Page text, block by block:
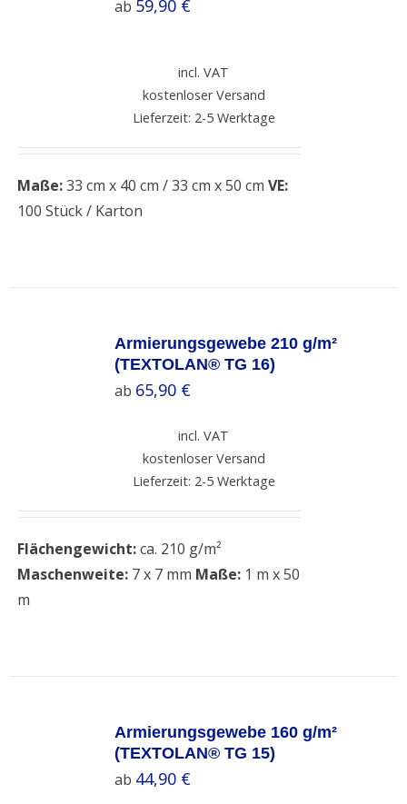
ab 59,90 €
incl. VAT
kostenloser Versand
Lieferzeit: 2-5 Werktage
Maße:33 cm x 40 cm / 33 cm x 50 cm VE:
100 Stück / Karton
Armierungsgewebe 210 g/m²
(TEXTOLAN® TG 16)
ab 65,90 €
incl. VAT
kostenloser Versand
Lieferzeit: 2-5 Werktage
Flächengewicht:ca. 210 g/m²
Maschenweite:7 x 7 mm Maße:1 m x 50
m
Armierungsgewebe 160 g/m²
(TEXTOLAN® TG 15)
ab 44,90 €